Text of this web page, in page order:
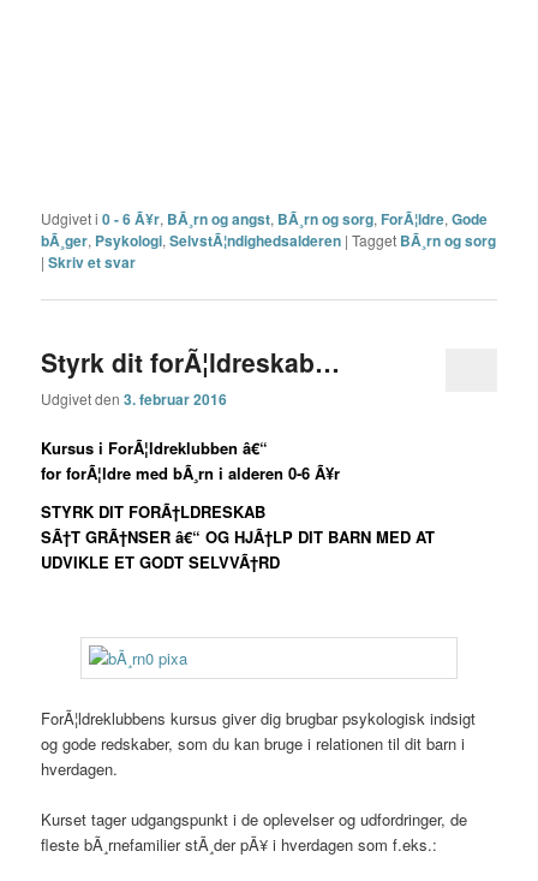
Udgivet i 0 - 6 Ã¥r, BÃ¸rn og angst, BÃ¸rn og sorg, ForÃ¦ldre,Gode
bÃ¸ger, Psykologi,SelvstÃ¦ndighedsalderen |Tagget BÃ¸rn og sorg
|Skriv et svar
Styrk dit forÃ¦ldreskab…
Udgivet den3. februar 2016
Kursus i ForÃ¦ldreklubben â€“
for forÃ¦ldre med bÃ¸rn i alderen 0-6 Ã¥r
STYRK DIT FORÃ†LDRESKAB
SÃ†T GRÃ†NSER â€“ OG HJÃ†LP DIT BARN MED AT
UDVIKLE ET GODT SELVVÃ†RD
ForÃ¦ldreklubbens kursus giver dig brugbar psykologisk indsigt
og gode redskaber, som du kan bruge i relationen til dit barn i
hverdagen.
Kurset tager udgangspunkt i de oplevelser og udfordringer, de
fleste bÃ¸rnefamilier stÃ¸der pÃ¥ i hverdagen som f.eks.: